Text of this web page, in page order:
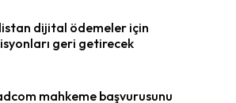
dijital ödemeler için
geri getirecek
mahkeme başvurusunu